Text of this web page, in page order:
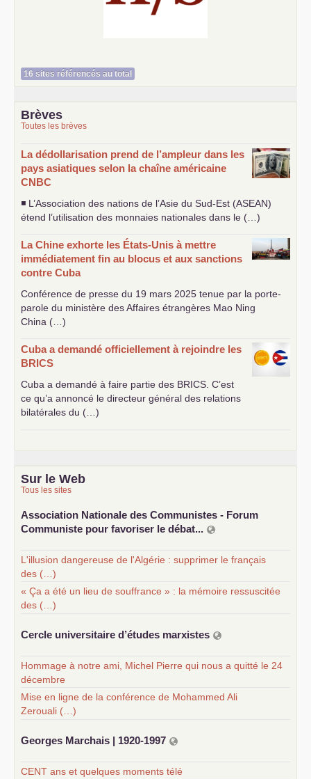
16 sites référencés au total
Brèves
Toutes les brèves
La dédollarisation prend de l’ampleur dans les
pays asiatiques selon la chaîne américaine
CNBC
◾ L’Association des nations de l’Asie du Sud-Est (ASEAN)
étend l’utilisation des monnaies nationales dans le (…)
La Chine exhorte les États-Unis à mettre
immédiatement fin au blocus et aux sanctions
contre Cuba
Conférence de presse du 19 mars 2025 tenue par la porte-
parole du ministère des Affaires étrangères Mao Ning
China (…)
Cuba a demandé officiellement à rejoindre les
BRICS
Cuba a demandé à faire partie des BRICS . C’est
ce qu’a annoncé le directeur général des relations
bilatérales du (…)
Sur le Web
Tous les sites
Association Nationale des Communistes - Forum
Communiste pour favoriser le débat...
L'illusion dangereuse de l'Algérie : supprimer le français
des (…)
« Ça a été un lieu de souffrance » : la mémoire ressuscitée
des (…)
Cercle universitaire d’études marxistes
Hommage à notre ami, Michel Pierre qui nous a quitté le 24
décembre
Mise en ligne de la conférence de Mohammed Ali
Zerouali (…)
Georges Marchais | 1920-1997
CENT ans et quelques moments télé